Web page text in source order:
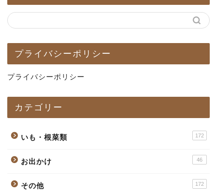
プライバシーポリシー
プライバシーポリシー
カテゴリー
いも・根菜類 172
お出かけ 46
その他 172